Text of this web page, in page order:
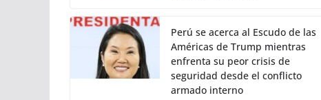
Perú se acerca al Escudo de las
Américas de Trump mientras
enfrenta su peor crisis de
seguridad desde el conflicto
armado interno